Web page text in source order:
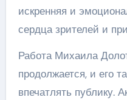
искренняя и
сердца зрителей и
Работа Михаила
продолжается, и его
впечатлять публику.